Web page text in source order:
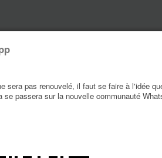
sera pas renouvelé, il faut se faire à l'idée
passera sur la nouvelle communauté